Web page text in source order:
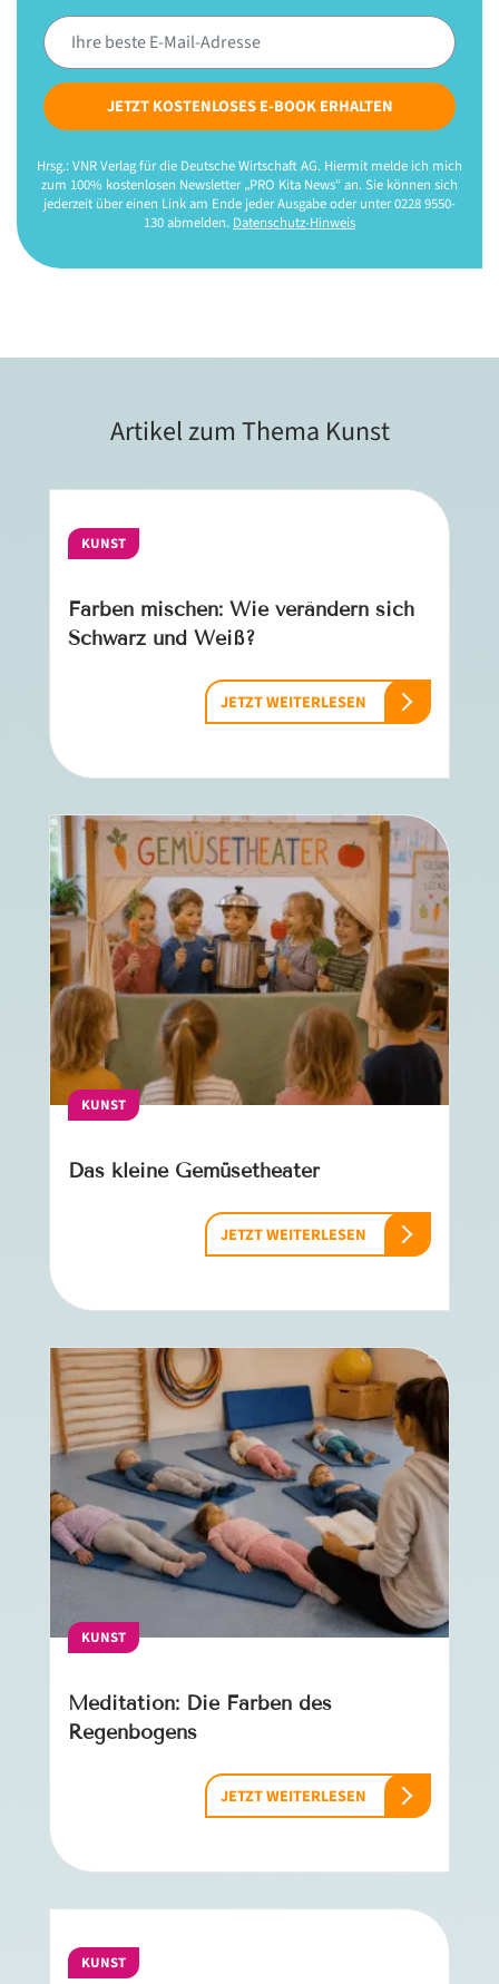
JETZT KOSTENLOSES E-BOOK ERHALTEN
Hrsg.: VNR Verlag für die Deutsche Wirtschaft AG. Hiermit melde ich mich
zum 100% kostenlosen Newsletter „PRO Kita News“ an. Sie können sich
jederzeit über einen Link am Ende jeder Ausgabe oder unter 0228 9550-
130 abmelden. Datenschutz-Hinweis
Artikel zum Thema Kunst
KUNST
Farben mischen: Wie verändern sich
Schwarz und Weiß?
JETZT WEITERLESEN
KUNST
Das kleine Gemüsetheater
JETZT WEITERLESEN
KUNST
Meditation: Die Farben des
Regenbogens
JETZT WEITERLESEN
KUNST